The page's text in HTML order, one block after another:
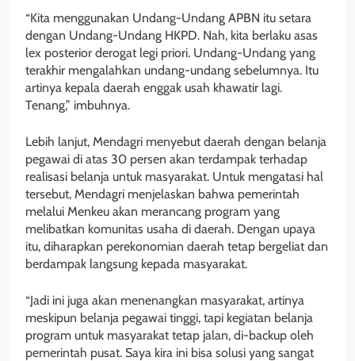
“Kita menggunakan Undang-Undang APBN itu setara
dengan Undang-Undang HKPD. Nah, kita berlaku asas
lex posterior derogat legi priori. Undang-Undang yang
terakhir mengalahkan undang-undang sebelumnya. Itu
artinya kepala daerah enggak usah khawatir lagi.
Tenang,” imbuhnya.
Lebih lanjut, Mendagri menyebut daerah dengan belanja
pegawai di atas 30 persen akan terdampak terhadap
realisasi belanja untuk masyarakat. Untuk mengatasi hal
tersebut, Mendagri menjelaskan bahwa pemerintah
melalui Menkeu akan merancang program yang
melibatkan komunitas usaha di daerah. Dengan upaya
itu, diharapkan perekonomian daerah tetap bergeliat dan
berdampak langsung kepada masyarakat.
“Jadi ini juga akan menenangkan masyarakat, artinya
meskipun belanja pegawai tinggi, tapi kegiatan belanja
program untuk masyarakat tetap jalan, di-backup oleh
pemerintah pusat. Saya kira ini bisa solusi yang sangat